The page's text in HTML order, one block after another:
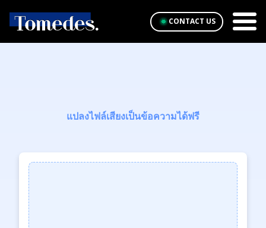
CONTACT US
แปลงไฟล์เสียงเป็นข้อความได้ฟรี